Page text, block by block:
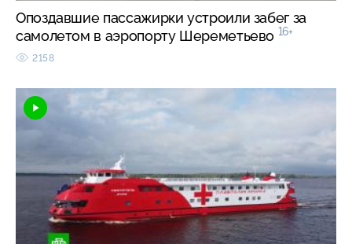
Опоздавшие пассажирки устроили забег за
самолетом в аэропорту Шереметьево 16+
2158